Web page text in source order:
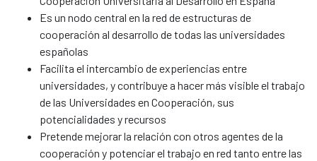
Es un nodo central en la red de estructuras de
cooperación al desarrollo de todas las universidades
españolas
Facilita el intercambio de experiencias entre
universidades, y contribuye a hacer más visible el trabajo
de las Universidades en Cooperación, sus
potencialidades y recursos
Pretende mejorar la relación con otros agentes de la
cooperación y potenciar el trabajo en red tanto entre las